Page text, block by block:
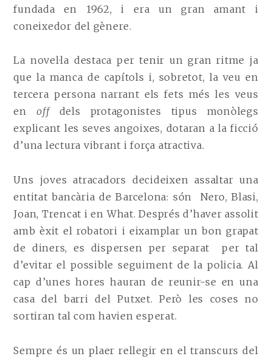
fundada en 1962, i era un gran amant i
coneixedor del gènere.
La novel·la destaca per tenir un gran ritme ja
que la manca de capítols i, sobretot, la veu en
tercera persona narrant els fets més les veus
enoff dels protagonistes tipus monòlegs
explicant les seves angoixes, dotaran a la ficció
d’una lectura vibrant i força atractiva.
Uns joves atracadors decideixen assaltar una
entitat bancària de Barcelona: són Nero, Blasi,
Joan, Trencat i en What. Després d’haver assolit
amb èxit el robatori i eixamplar un bon grapat
de diners, es dispersen per separat per tal
d’evitar el possible seguiment de la policia. Al
cap d’unes hores hauran de reunir-se en una
casa del barri del Putxet. Però les coses no
sortiran tal com havien esperat.
Sempre és un plaer rellegir en el transcurs del